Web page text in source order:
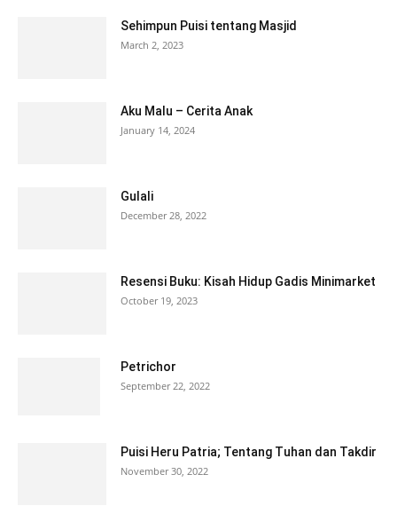
Sehimpun Puisi tentang Masjid
March 2, 2023
Aku Malu – Cerita Anak
January 14, 2024
Gulali
December 28, 2022
Resensi Buku: Kisah Hidup Gadis Minimarket
October 19, 2023
Petrichor
September 22, 2022
Puisi Heru Patria; Tentang Tuhan dan Takdir
November 30, 2022